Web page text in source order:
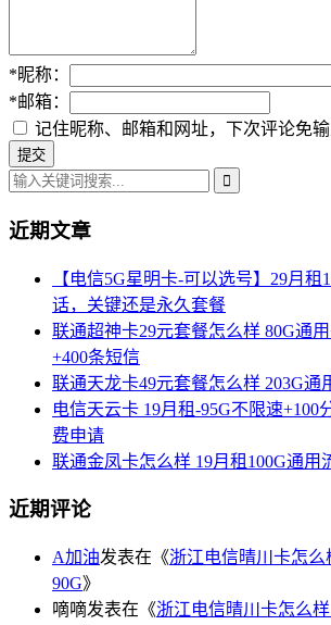
*昵称：
*邮箱：
记住昵称、邮箱和网址，下次评论免输
近期文章
【电信5G星明卡-可以选号】29月租
话，关键还是永久套餐
联通超神卡29元套餐怎么样 80G通
+400条短信
联通天龙卡49元套餐怎么样 203G通
电信天云卡 19月租-95G不限速+100
费申请
联通金凤卡怎么样 19月租100G通用
近期评论
A加油发表在《浙江电信晴川卡怎么
90G》
嘀嘀发表在《浙江电信晴川卡怎么